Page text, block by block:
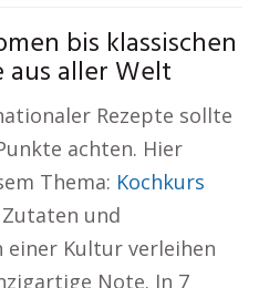
bis klassischen
aus aller Welt
Rezepte sollte
achten. Hier
Thema: Kochkurs
und
Kultur verleihen
Note. In 7